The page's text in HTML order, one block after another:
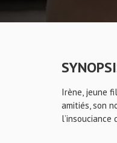
Irène, jeune
amitiés, son
l’insouciance